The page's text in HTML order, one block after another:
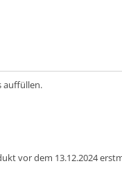
auffüllen.
vor dem 13.12.2024